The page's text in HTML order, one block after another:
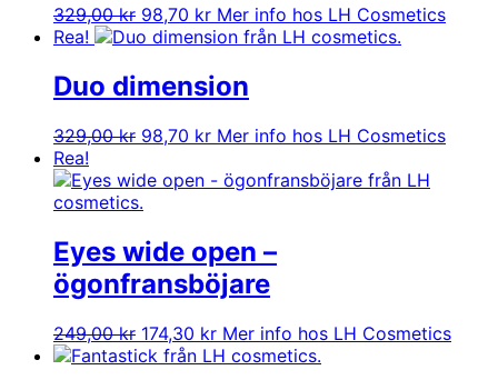
329,00kr Det
ursprungliga
var:
329,00 kr.
98,70 krDet
nuvarande
är:
98,70 kr.
Mer info hos LH Cosmetics
Rea!
Duo dimension
329,00kr Det
priset
98,70 krDet
priset
Mer info hos LH Cosmetics
Rea!
Eyes wide open –
ögonfransböjare
249,00kr Det
ursprungliga
174,30 krDet
nuvarande
Mer info hos LH Cosmetics